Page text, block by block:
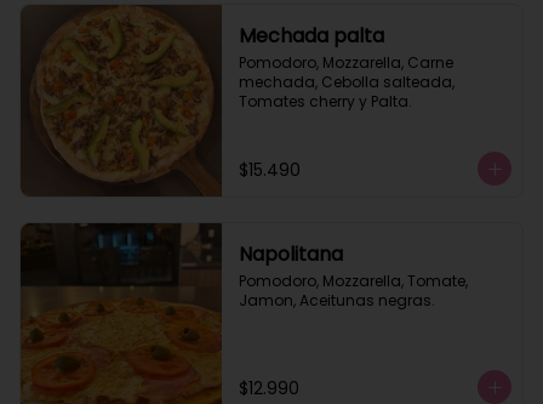
Mechada palta
Pomodoro, Mozzarella, Carne
mechada, Cebolla salteada,
Tomates cherry y Palta.
$15.490
Napolitana
Pomodoro, Mozzarella, Tomate,
Jamon, Aceitunas negras.
$12.990